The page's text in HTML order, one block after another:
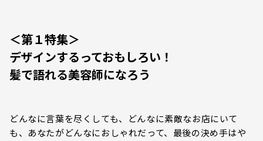
＜第１特集＞
デザインするっておもしろい！
髪で語れる美容師になろう
どんなに言葉を尽くしても、どんなに素敵なお店にいて
も、あなたがどんなにおしゃれだって、最後の決め手はや